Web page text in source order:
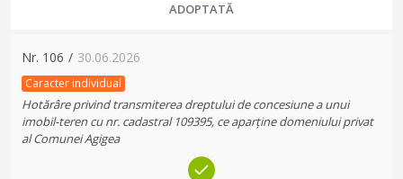
ADOPTATĂ
Nr. 106 / 30.06.2026
Caracter individual
Hotărâre privind transmiterea dreptului de concesiune a unui
imobil-teren cu nr. cadastral 109395, ce aparține domeniului privat
al Comunei Agigea